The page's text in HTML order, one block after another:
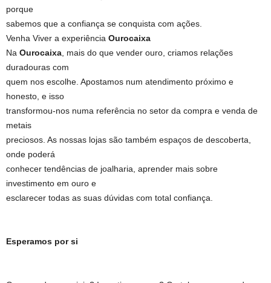
porque
sabemos que a confiança se conquista com ações.
Venha Viver a experiência Ourocaixa
Na Ourocaixa , mais do que vender ouro, criamos relações
duradouras com
quem nos escolhe. Apostamos num atendimento próximo e
honesto, e isso
transformou-nos numa referência no setor da compra e venda de
metais
preciosos. As nossas lojas são também espaços de descoberta,
onde poderá
conhecer tendências de joalharia, aprender mais sobre
investimento em ouro e
esclarecer todas as suas dúvidas com total confiança.
Esperamos por si